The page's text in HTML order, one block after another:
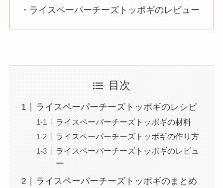
・ライスペーパーチーズトッポギのレビュー
目次
ライスペーパーチーズトッポギのレシピ
ライスペーパーチーズトッポギの材料
ライスペーパーチーズトッポギの作り方
ライスペーパーチーズトッポギのレビュ
ー
ライスペーパーチーズトッポギのまとめ